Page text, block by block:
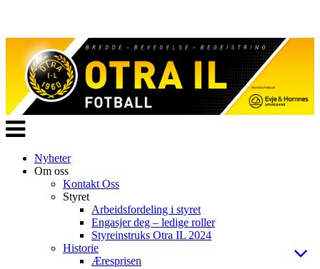
Veksle
navigasjon
Nyheter
Om oss
Kontakt Oss
Styret
Arbeidsfordeling i styret
Engasjer deg – ledige roller
Styreinstruks Otra IL 2024
Historie
Æresprisen